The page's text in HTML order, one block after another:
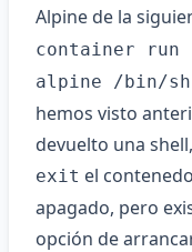
Alpine de la
container run
alpine /bin/sh
hemos visto
devuelto una
exit el
apagado, pero
opción de